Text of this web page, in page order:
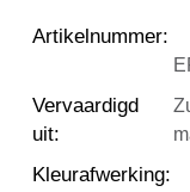
Artikelnummer:
Vervaardigd
uit:
Kleurafwerking: